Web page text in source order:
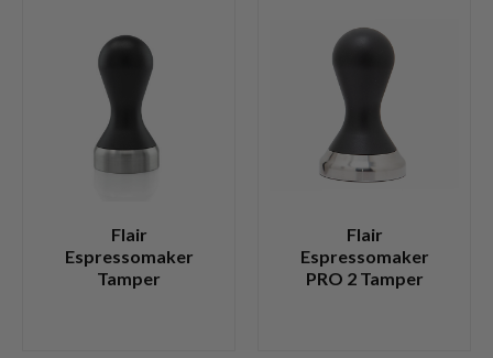
Flair
Espressomaker
Tamper
Flair
Espressomaker
PRO 2 Tamper